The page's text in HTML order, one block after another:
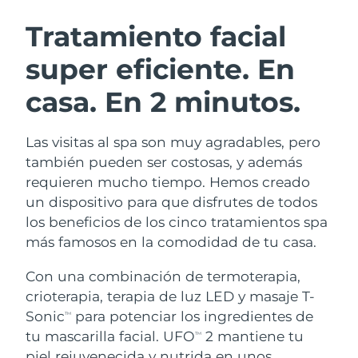
Tratamiento facial
super eficiente. En
casa. En 2 minutos.
Las visitas al spa son muy agradables, pero
también pueden ser costosas, y además
requieren mucho tiempo. Hemos creado
un dispositivo para que disfrutes de todos
los beneficios de los cinco tratamientos spa
más famosos en la comodidad de tu casa.
Con una combinación de termoterapia,
crioterapia, terapia de luz LED y masaje T-
SonicTM
para potenciar los ingredientes de
tu mascarilla facial. UFOTM
2 mantiene tu
Limpieza facial
Anti-aging massage
LUNA™ 4 Plus
Massage, LED heating
LUNA™ 4 Men
For men, anti-aging massage
Lifting facial
Microcurrent toning
BEAR™ 2 go
Microcurrent toning on-the-go
BEAR™ 2 eyes & lips
Microcurrent line smoothing device
Hidratación
UFO™ 3 pack
Deep facial hydration
UFO™ 3 LED
Near-infrared and red light therapy
device
Cuidado bucal
issa™ 4
Hybrid silicone sonic toothbrush
issa™ 4 plus
Smart hybrid silicone sonic toothbrush
TRATAMIENTO ANTIEDAD FAQ™
Antiedad Tratamientos LED
NEW
Austria Entrega prevista
Baréin Entrega prevista
Bélgica Entrega prevista
Bermudas Entrega prevista8/17/26
Bosnia y Herzegovina Entrega prevista 8/14/26
Brunéi
Bulgaria Entrega prevista8/11/26
Canadá Entrega prevista 8/15/26
Chile Entrega prevista 8/15/26